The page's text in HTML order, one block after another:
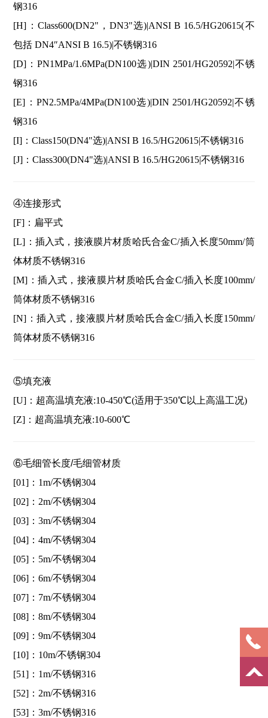
钢316
[H]：Class600(DN2"，DN3"选)|ANSI B 16.5/HG20615(不
包括 DN4″ANSI B 16.5)|不锈钢316
[D]：PN1MPa/1.6MPa(DN100选)|DIN 2501/HG20592|不锈
钢316
[E]：PN2.5MPa/4MPa(DN100选)|DIN 2501/HG20592|不锈
钢316
[I]：Class150(DN4"选)|ANSI B 16.5/HG20615|不锈钢316
[J]：Class300(DN4"选)|ANSI B 16.5/HG20615|不锈钢316
④连接形式
[F]：扁平式
[L]：插入式，接液膜片材质哈氏合金C/插入长度50mm/筒
体材质不锈钢316
[M]：插入式，接液膜片材质哈氏合金C/插入长度100mm/
筒体材质不锈钢316
[N]：插入式，接液膜片材质哈氏合金C/插入长度150mm/
筒体材质不锈钢316
⑤填充液
[U]：超高温填充液:10-450℃(适用于350℃以上高温工况)
[Z]：超高温填充液:10-600℃
⑥毛细管长度/毛细管材质
[01]：1m/不锈钢304
[02]：2m/不锈钢304
[03]：3m/不锈钢304
[04]：4m/不锈钢304
[05]：5m/不锈钢304
[06]：6m/不锈钢304
[07]：7m/不锈钢304
[08]：8m/不锈钢304
[09]：9m/不锈钢304
[10]：10m/不锈钢304
[51]：1m/不锈钢316
[52]：2m/不锈钢316
[53]：3m/不锈钢316